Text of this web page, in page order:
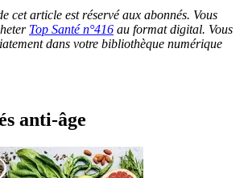
cet article est réservé aux abonnés. Vous
Top Santé n°416 au format digital. Vous
dans votre bibliothèque numérique
anti-âge